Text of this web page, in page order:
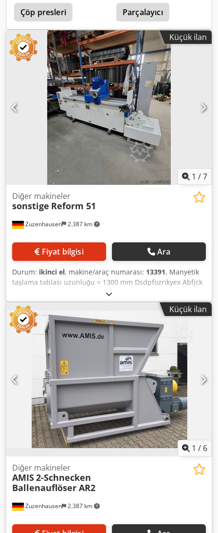
x 70 cm x 85 cm - Weight: approx. 190 kg - Power
consumption: 3 kW - Electrical rating: 400 V three-phase
avantajlı bileşen yerleşimi, kısa montaj süresi ve en
önemlisi uygun fiyat.
Çöp presleri Parçalayıcı
Küçük ilan
1 /7
Zuzenhausen 2.387 km
Diğer makineler
sonstige Reform 51
Fiyat bilgisi Ara
Durum: ikinci el, makine/araç numarası: 13391, Manyetik
taşlama tablası uzunluğu = 1300 mm Dsdpfozrikyex Abfjck
Tahrik = 13,5 kW Manyetik tabla eğilebilir Rotor ve stator
bıçaklarının yeniden bileylemesi için ideal Filtre bezi ile su
arıtma sistemi
Küçük ilan
1 / 6
Zuzenhausen 2.387 km
Diğer makineler
AMIS2-Schnecken
Ballenauflöser AR2